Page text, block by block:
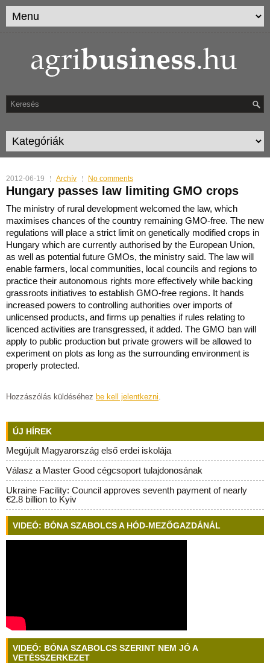
2012-06-19 Archív No comments
Hungary passes law limiting GMO crops
The ministry of rural development welcomed the law, which
maximises chances of the country remaining GMO-free. The new
regulations will place a strict limit on genetically modified crops in
Hungary which are currently authorised by the European Union,
as well as potential future GMOs, the ministry said. The law will
enable farmers, local communities, local councils and regions to
practice their autonomous rights more effectively while backing
grassroots initiatives to establish GMO-free regions. It hands
increased powers to controlling authorities over imports of
unlicensed products, and firms up penalties if rules relating to
licenced activities are transgressed, it added. The GMO ban will
apply to public production but private growers will be allowed to
experiment on plots as long as the surrounding environment is
properly protected.
Hozzászólás küldéséhez be kell jelentkezni.
ÚJ HÍREK
Megújult Magyarország első erdei iskolája
Válasz a Master Good cégcsoport tulajdonosának
Ukraine Facility: Council approves seventh payment of nearly
€2.8 billion to Kyiv
VIDEÓ: BÓNA SZABOLCS A HÓD-MEZŐGAZDÁNÁL
VIDEÓ: BÓNA SZABOLCS SZERINT NEM JÓ A
VETÉSSZERKEZET